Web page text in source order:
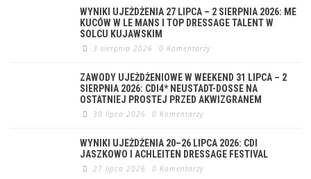
WYNIKI UJEŻDŻENIA 27 LIPCA – 2 SIERPNIA 2026: ME
KUCÓW W LE MANS I TOP DRESSAGE TALENT W
SOLCU KUJAWSKIM
3 sierpnia 2026 0 Komentarzy
ZAWODY UJEŻDŻENIOWE W WEEKEND 31 LIPCA – 2
SIERPNIA 2026: CDI4* NEUSTADT-DOSSE NA
OSTATNIEJ PROSTEJ PRZED AKWIZGRANEM
30 lipca 2026 0 Komentarzy
WYNIKI UJEŻDŻENIA 20–26 LIPCA 2026: CDI
JASZKOWO I ACHLEITEN DRESSAGE FESTIVAL
27 lipca 2026 0 Komentarzy